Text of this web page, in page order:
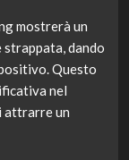
mostrerà un
strappata, dando
Questo
nel
attrarre un